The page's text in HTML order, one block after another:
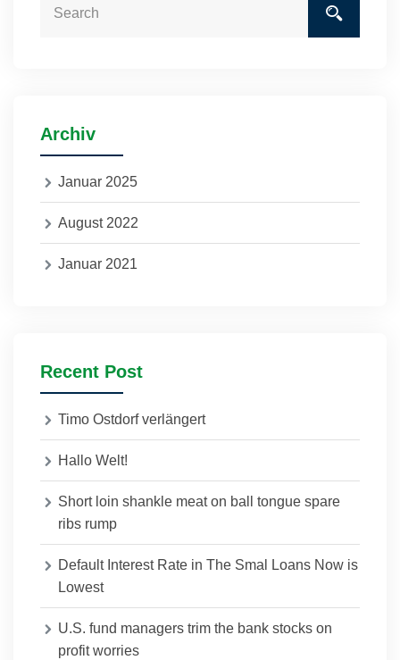
Archiv
Januar 2025
August 2022
Januar 2021
Recent Post
Timo Ostdorf verlängert
Hallo Welt!
Short loin shankle meat on ball tongue spare
ribs rump
Default Interest Rate in The Smal Loans Now is
Lowest
U.S. fund managers trim the bank stocks on
profit worries